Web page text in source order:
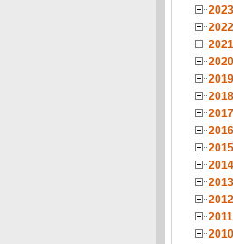
2023
2022
2021
2020
2019
2018
2017
2016
2015
2014
2013
2012
2011
2010